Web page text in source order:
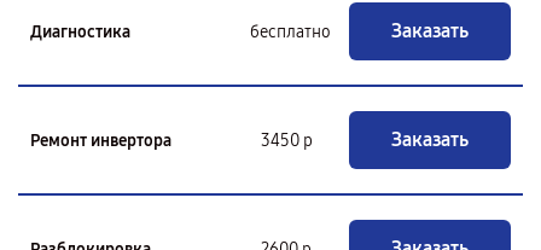
Диагностика бесплатно Заказать
Ремонт инвертора 3450 р Заказать